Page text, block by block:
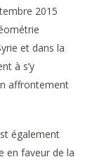
2015
et dans la
à s’y
affrontement
également
en faveur de la